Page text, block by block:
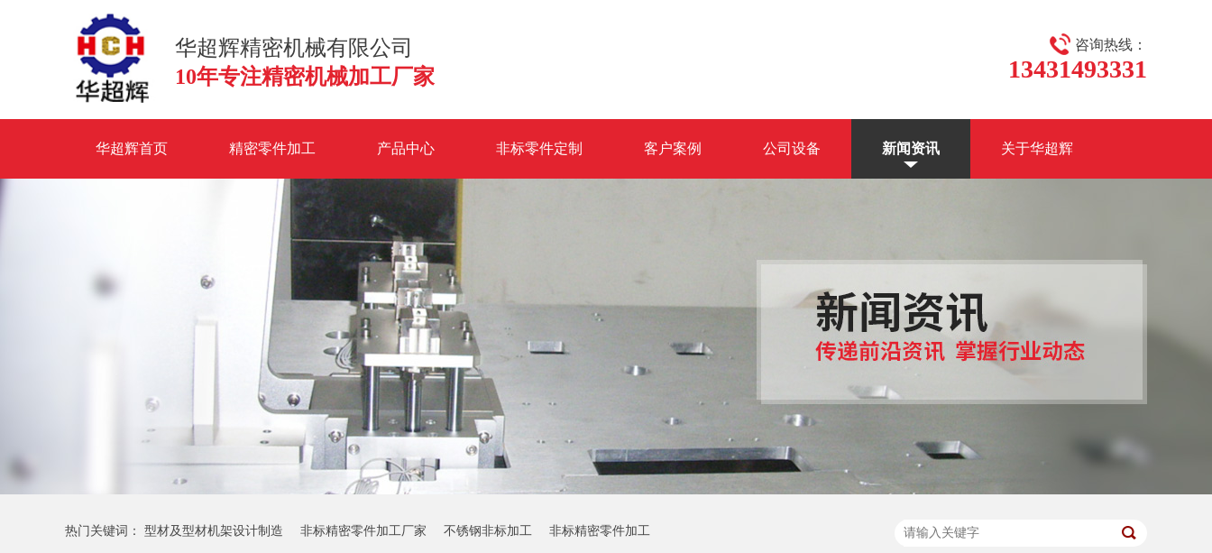
咨询热线：
13431493331
华超辉精密机械有限公司
10年专注精密机械加工厂家
华超辉首页 精密零件加工 产品中心 非标零件定制 客户案例 公司设备 新闻资讯 关于华超辉
热门关键词： 型材及型材机架设计制造 非标精密零件加工厂家 不锈钢非标加工 非标精密零件加工